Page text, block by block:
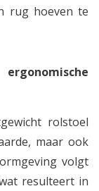
rug hoeven te
rolstoel
maar ook
volgt
resulteert in